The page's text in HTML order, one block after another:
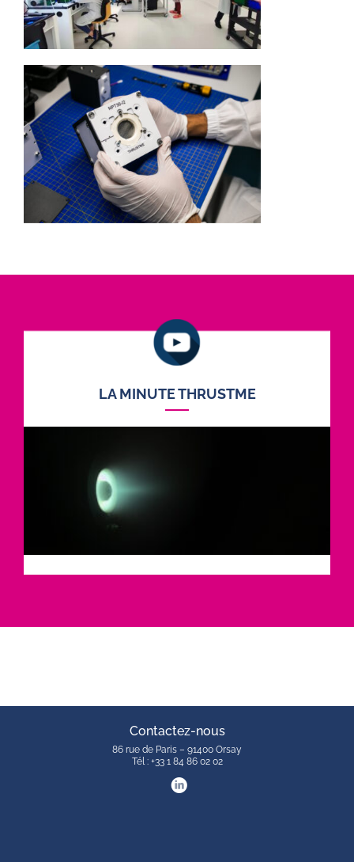
LA MINUTE THRUSTME
Contactez-nous
86 rue de Paris – 91400 Orsay
Tél : +33 1 84 86 02 02